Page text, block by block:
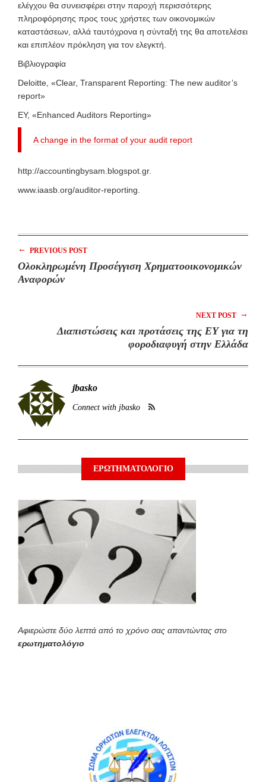
ελέγχου θα συνεισφέρει στην παροχή περισσότερης
πληροφόρησης προς τους χρήστες των οικονομικών
καταστάσεων, αλλά ταυτόχρονα η σύνταξή της θα αποτελέσει
και επιπλέον πρόκληση για τον ελεγκτή.
Βιβλιογραφία
Deloitte, «Clear, Transparent Reporting: The new auditor’s
report»
EY, «Enhanced Auditors Reporting»
A change in the format of your audit report
http://accountingbysam.blogspot.gr.
www.iaasb.org/auditor-reporting.
← PREVIOUS POST
Ολοκληρωμένη Προσέγγιση Χρηματοοικονομικών
Αναφορών
NEXT POST →
Διαπιστώσεις και προτάσεις της ΕΥ για τη
φοροδιαφυγή στην Ελλάδα
jbasko
Connect with jbasko
ΕΡΩΤΗΜΑΤΟΛΟΓΙΟ
Αφιερώστε δύο λεπτά από το χρόνο σας απαντώντας στο
ερωτηματολόγιο